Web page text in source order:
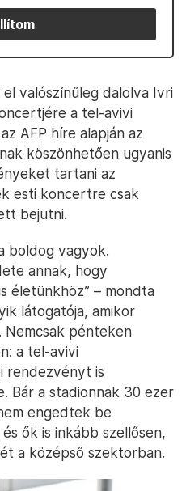
valószínűleg dalolva Ivri
a tel-avivi
AFP híre alapján az
köszönhetően ugyanis
tartani az
esti koncertre csak
bejutni.
boldog vagyok.
annak, hogy
életünkhöz” – mondta
látogatója, amikor
Nemcsak pénteken
a tel-avivi
rendezvényt is
Bár a stadionnak 30 ezer
engedtek be
ők is inkább szellősen,
a középső szektorban.